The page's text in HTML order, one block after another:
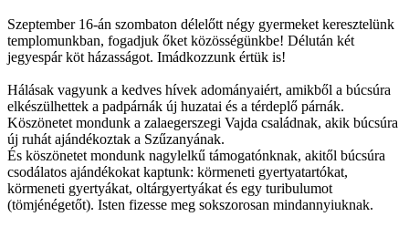
Szeptember 16-án szombaton délelőtt négy gyermeket keresztelünk
templomunkban, fogadjuk őket közösségünkbe! Délután két
jegyespár köt házasságot. Imádkozzunk értük is!
Hálásak vagyunk a kedves hívek adományaiért, amikből a búcsúra
elkészülhettek a padpárnák új huzatai és a térdeplő párnák.
Köszönetet mondunk a zalaegerszegi Vajda családnak, akik búcsúra
új ruhát ajándékoztak a Szűzanyának.
És köszönetet mondunk nagylelkű támogatónknak, akitől búcsúra
csodálatos ajándékokat kaptunk: körmeneti gyertyatartókat,
körmeneti gyertyákat, oltárgyertyákat és egy turibulumot
(tömjénégetőt). Isten fizesse meg sokszorosan mindannyiuknak.